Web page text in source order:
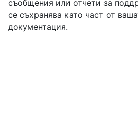
съобщения или отчети за
се съхранява като част от
документация.